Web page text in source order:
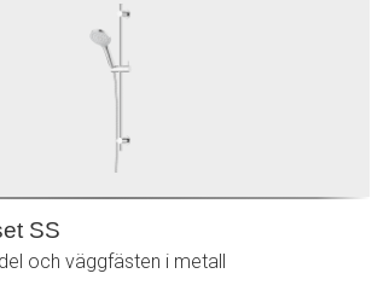
SS
och väggfästen i metall